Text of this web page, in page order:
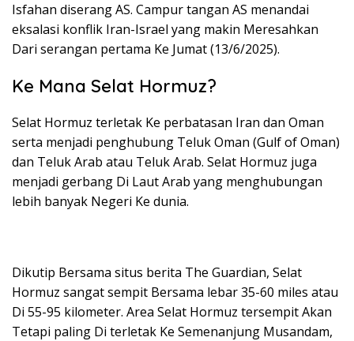
Isfahan diserang AS. Campur tangan AS menandai
eksalasi konflik Iran-Israel yang makin Meresahkan
Dari serangan pertama Ke Jumat (13/6/2025).
Ke Mana Selat Hormuz?
Selat Hormuz terletak Ke perbatasan Iran dan Oman
serta menjadi penghubung Teluk Oman (Gulf of Oman)
dan Teluk Arab atau Teluk Arab. Selat Hormuz juga
menjadi gerbang Di Laut Arab yang menghubungan
lebih banyak Negeri Ke dunia.
Dikutip Bersama situs berita The Guardian, Selat
Hormuz sangat sempit Bersama lebar 35-60 miles atau
Di 55-95 kilometer. Area Selat Hormuz tersempit Akan
Tetapi paling Di terletak Ke Semenanjung Musandam,